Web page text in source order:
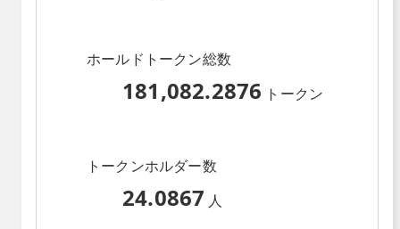
ホールドトークン総数
181,082.2876 トークン
トークンホルダー数
24.0867 人